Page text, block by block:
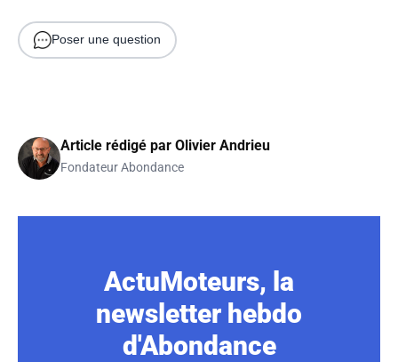
Poser une question
Article rédigé par Olivier Andrieu
Fondateur Abondance
ActuMoteurs, la
newsletter hebdo
d'Abondance